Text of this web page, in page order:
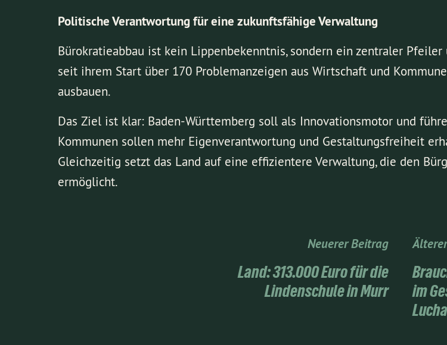
Politische Verantwortung für eine zukunftsfähige Verwaltung
Bürokratieabbau ist kein Lippenbekenntnis, sondern ein zentraler
seit ihrem Start über 170 Problemanzeigen aus Wirtschaft und
ausbauen.
Das Ziel ist klar: Baden-Württemberg soll als Innovationsmotor und
Kommunen sollen mehr Eigenverantwortung und Gestaltungsfreiheit
Gleichzeitig setzt das Land auf eine effizientere Verwaltung, die den
ermöglicht.
Neuerer Beitrag
Land: 313.000 Euro für die
Lindenschule in Murr
im
Lucha